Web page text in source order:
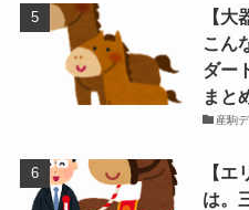
【
こん
ダー
まと
産駒
【
は。